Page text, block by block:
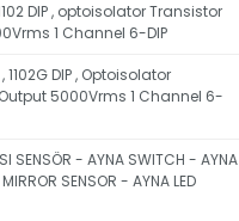
DIP , optoisolator Transistor
1 Channel 6-DIP
, 1102G DIP , Optoisolator
5000Vrms 1 Channel 6-
SENSÖR - AYNA SWITCH - AYNA
SENSOR - AYNA LED